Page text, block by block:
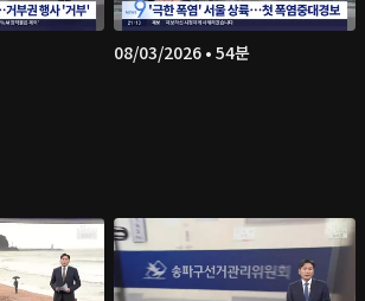
08/03/2026 • 54분